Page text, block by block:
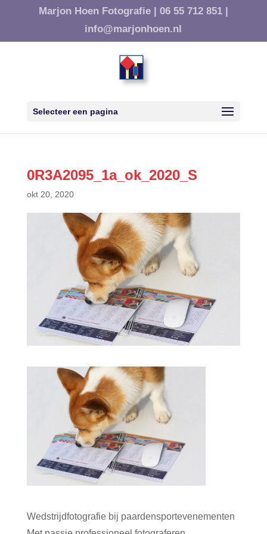
Marjon Hoen Fotografie | 06 55 712 851 |
info@marjonhoen.nl
Selecteer een pagina
0R3A2095_1a_ok_2020_S
okt 20, 2020
Wedstrijdfotografie bij paardensportevenementen